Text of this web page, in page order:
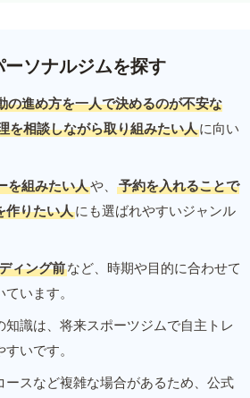
ソナルジムを探す
の進め方を一人で決めるのが不安な
を相談しながら取り組みたい人に向い
を組みたい人や、
予約を入れることで
作りたい人にも選ばれやすいジャンル
ィング前など、時期や目的に合わせて
います。
知識は、将来スポーツジムで自主トレ
いです。
ースなど複雑な場合があるため、公式